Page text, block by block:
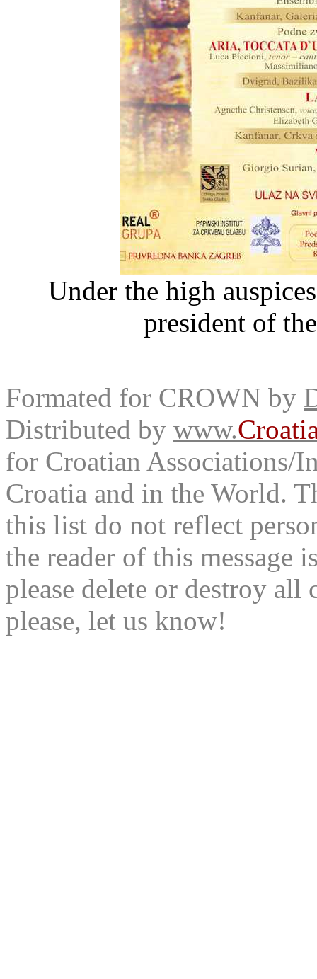
Under the high
president of
Formated for CROWN by
Distributed by www.
for Croatian Associations/
Croatia and in the World.
this list do not reflect
the reader of this message
please delete or destroy
please, let us know!